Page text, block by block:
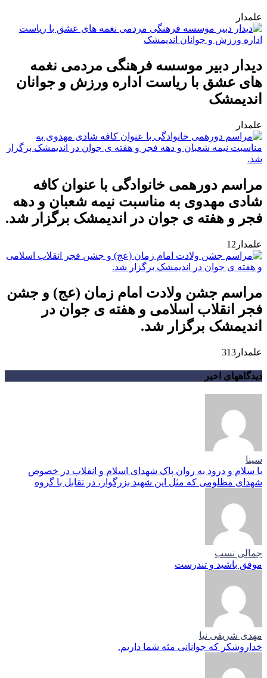
علمدار
دیدار دبیر موسسه فرهنگی مردمی نغمه
های عشق با ریاست اداره ورزش و جوانان
اندیمشک
علمدار
مراسم دورهمی خانوادگی با عنوان کافه
شادی مهدوی به مناسبت نیمه شعبان و دهه
فجر و هفته ی جوان در اندیمشک برگزار شد.
علمدار12
مراسم جشن ولادت امام زمان (عج) و جشن
فجر انقلاب اسلامی و هفته ی جوان در
اندیمشک برگزار شد.
علمدار313
دیدگاههای اخیر
سینا
با سلام و درود به روان پاک شهدای اسلام و انقلاب در خصوص
شهدای مظلومی که مثل این شهید بزرگوار، در تقابل با گروه
جمالی نسب
موفق باشید و تندرست
مهدی شریفی نیا
خداروشکر که جوانانی مثه شما داریم.